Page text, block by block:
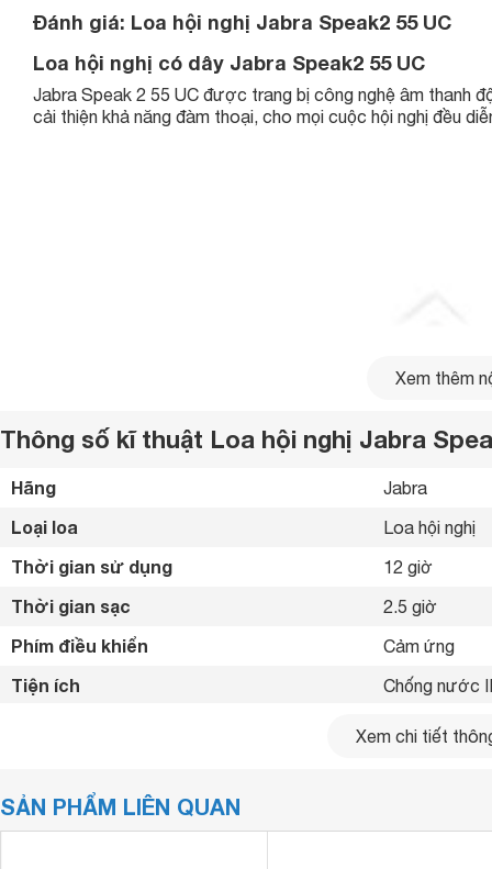
Đánh giá: Loa hội nghị Jabra Speak2 55 UC
Loa hội nghị có dây Jabra Speak2 55 UC
Jabra Speak 2 55 UC được trang bị công nghệ âm thanh
cải thiện khả năng đàm thoại, cho mọi cuộc hội nghị đều
Xem thêm
Thông số kĩ thuật Loa hội nghị Jabra
Hãng Jabra
Loại loa Loa hội nghị
Thời gian sử dụng 12 giờ
Thời gian sạc 2.5 giờ
Phím điều khiển Cảm ứng
Tiện ích Chống nước
Bluetooth
Xem chi tiết
SẢN PHẨM LIÊN QUAN